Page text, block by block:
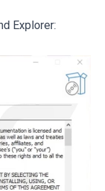
Explorer: